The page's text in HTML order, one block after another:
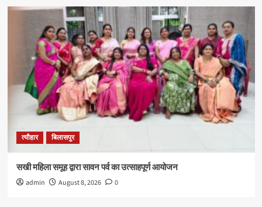
त्यौहार बिलासपुर
सखी महिला समूह द्वारा सावन पर्व का उत्साहपूर्ण आयोजन
admin August 8, 2026 0